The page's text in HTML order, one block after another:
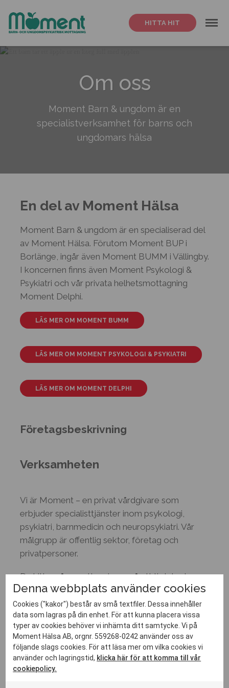
Meny
HITTA HIT
Om oss
Moment Barn & ungdom är en
specialistverksamhet för barns och
ungdomars hälsa
En del av Moment Hälsa
Moment Barn & ungdom är en specialiserad del
av Moment Hälsa. Förutom Moment BUP i
Borlänge, ingår även Moment BUMM i Vällingby.
I koncernen finns även Moment Psykologi &
Psykiatri och vår privata helhetsmottagning
Moment Delphi.
LÄS MER OM MOMENT BUMM
LÄS MER OM MOMENT PSYKOLOGI & PSYKIATRI
LÄS MER OM MOMENT DELPHI
Företagsbeskrivning
Verksamheten
Vi är Moment – en privat vårdgivare som
erbjuder specialisttjänster inom psykologi,
psykiatri, barnmedicin och neuropsykiatri. Vår
målgrupp är offentlig sektor, företag och
privatpersoner.
Du hittar våra mottagningar på ett tiotal orter
över hela Sverige. Vi genomför även
konsultuppdrag på plats hos våra kunder. Hos
oss arbetar mer än 70 psykologer,
specialistläkare och sjuksköterskor med att
skapa psykisk och fysisk hälsa genom metoder
som har tydlig förankring i vetenskap.
Denna webbplats använder cookies
Cookies ("kakor") består av små textfiler. Dessa innehåller
data som lagras på din enhet. För att kunna placera vissa
typer av cookies behöver vi inhämta ditt samtycke. Vi på
Moment Hälsa AB, orgnr. 559268-0242 använder oss av
följande slags cookies. För att läsa mer om vilka cookies vi
använder och lagringstid, klicka här för att komma till vår
cookiepolicy.